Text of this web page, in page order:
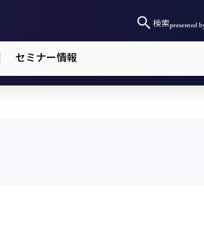
検索
セミナー情報